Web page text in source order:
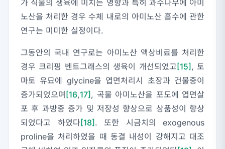
가 식물의 생육에 미치는 영향과 특히 과수나무에 아미
노산을 처리한 경우 수체 내로의 아미노산 흡수에 관한
연구는 미미한 실정이다.
그동안의 국내 연구로는 아미노산 액상비료를 처리한
경우 크리핑 벤트그래스의 생육이 개선되었고[15], 토
마토 유묘에 glycine을 엽면처리시 초장과 건물중이
증가되었으며[16,17], 곡물 아미노산을 포도에 엽면살
포 후 과방중 증가 및 저장성 향상으로 상품성이 향상
되었다고 하였다[18]. 또한 시금치의 exogenous
proline을 처리하였을 때 동결 내성이 강해지고 대조